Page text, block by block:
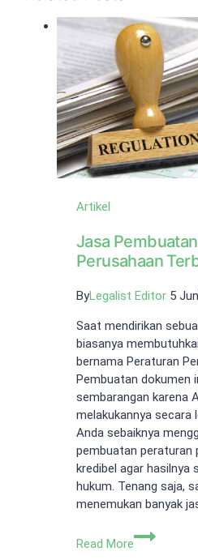
Artikel
Jasa
Perusahaan
ByLegalist Editor 5
Saat mendirikan
biasanya
bernama Peraturan
Pembuatan dokumen
sembarangan karena
melakukannya secara
Anda sebaiknya
pembuatan peraturan
kredibel agar hasilnya
hukum. Tenang saja,
menemukan banyak
Read More
Jasa